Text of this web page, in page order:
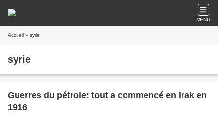
MENU
Accueil » syrie
syrie
Guerres du pétrole: tout a commencé en Irak en
1916